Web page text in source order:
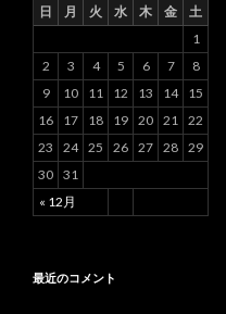
日 月 火 水 木 金 土
« 12月
1
2
3 4 5 6 7
8
9
10 11 12 13 14
15
16
17 18 19 20 21 22
23
24 25 26 27 28 29
30 31
最近のコメント